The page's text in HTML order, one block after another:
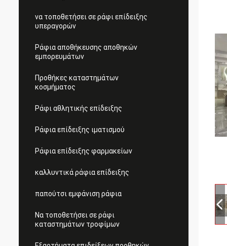
να τοποθετήσει σε ράφι επίδειξης
υπεραγορών
Ράφια αποθήκευσης αποθηκών
εμπορευμάτων
Προθήκες καταστημάτων
κοσμήματος
Ράφι αθλητικής επίδειξης
Ράφια επίδειξης ιματισμού
Ράφια επίδειξης φαρμακείων
καλλυντικά ράφια επίδειξης
παπούτσι εμφάνιση ράφια
Να τοποθετήσει σε ράφι
καταστημάτων τροφίμων